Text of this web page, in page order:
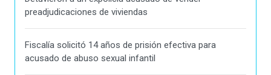
preadjudicaciones de viviendas
Fiscalía solicitó 14 años de prisión efectiva para
acusado de abuso sexual infantil